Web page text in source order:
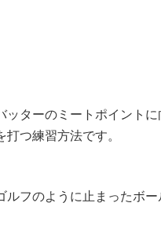
ターのミートポイント
つ練習方法です。
フのように止まったボー